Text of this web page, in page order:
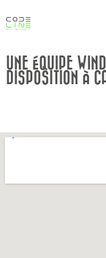
UNE ÉQUIPE
DISPOSITION À